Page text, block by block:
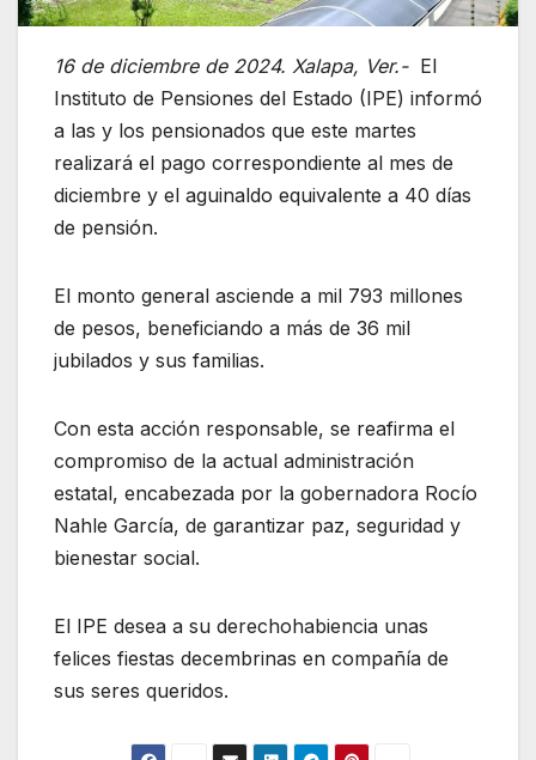
16 de diciembre de 2024. Xalapa, Ver.- El
Instituto de Pensiones del Estado (IPE) informó
a las y los pensionados que este martes
realizará el pago correspondiente al mes de
diciembre y el aguinaldo equivalente a 40 días
de pensión.
El monto general asciende a mil 793 millones
de pesos, beneficiando a más de 36 mil
jubilados y sus familias.
Con esta acción responsable, se reafirma el
compromiso de la actual administración
estatal, encabezada por la gobernadora Rocío
Nahle García, de garantizar paz, seguridad y
bienestar social.
El IPE desea a su derechohabiencia unas
felices fiestas decembrinas en compañía de
sus seres queridos.